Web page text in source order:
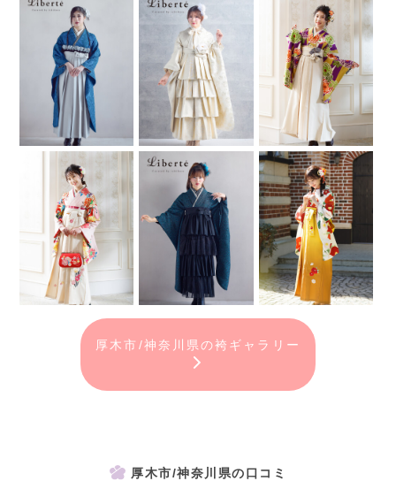
厚木市/神奈川県の袴ギャラリー
厚木市/神奈川県の口コミ